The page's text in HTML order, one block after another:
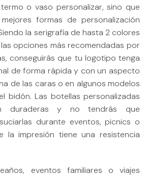
o vaso personalizar, sino que
formas de personalización
la serigrafía de hasta 2 colores
opciones más recomendadas por
conseguirás que tu logotipo tenga
de forma rápida y con un aspecto
de las caras o en algunos modelos
bidón. Las botellas personalizadas
duraderas y no tendrás que
durante eventos, picnics o
la impresión tiene una resistencia
eventos familiares o viajes